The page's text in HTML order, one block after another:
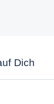
Dich